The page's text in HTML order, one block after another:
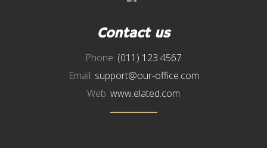
Contact us
Phone: (011) 123 4567
Email: support@our-office.com
Web: www.elated.com